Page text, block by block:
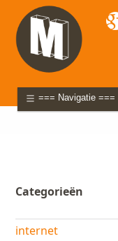
Categorieën
internet